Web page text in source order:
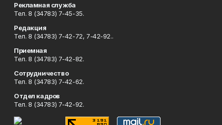
Рекламная служба
Тел. 8 (34783) 7-45-35.
Редакция
Тел. 8 (34783) 7-42-72, 7-42-92..
Приемная
Тел. 8 (34783) 7-42-82.
Сотрудничество
Тел. 8 (34783) 7-42-62.
Отдел кадров
Тел. 8 (34783) 7-42-92.